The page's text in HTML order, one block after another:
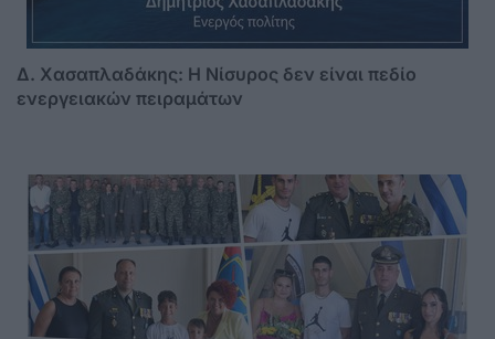
Δ. Χασαπλαδάκης: Η Νίσυρος δεν είναι πεδίο
ενεργειακών πειραμάτων